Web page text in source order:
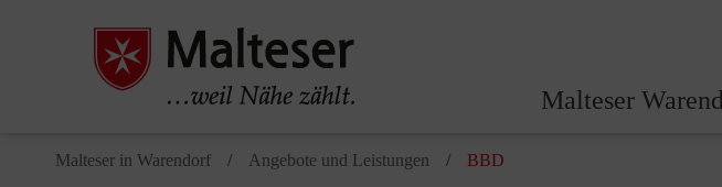
Malteser
Malteser in Warendorf Angebote und Leistungen BBD